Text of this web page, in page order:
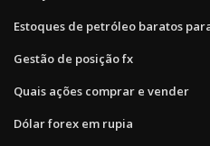
Estoques de petróleo baratos
Gestão de posição fx
Quais ações comprar e vender
Dólar forex em rupia